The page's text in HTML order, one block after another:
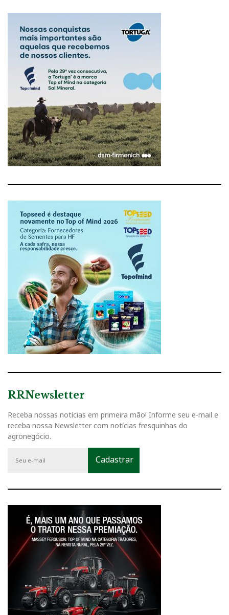
RRNewsletter
Receba nossas notícias em primeira mão! Informe seu e-mail e
receba nossa Newsletter com notícias fresquinhas do
agronegócio.